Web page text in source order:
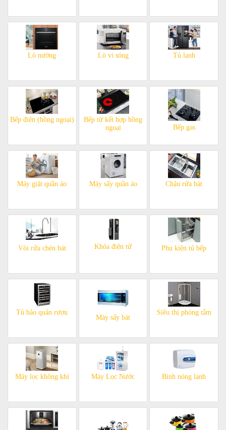
Lò nướng Lò vi sóng Tủ lạnh
Bếp điện (hồng ngoại)
Bếp từ kết hợp hồng
ngoại
Bếp gas
Máy giặt quần áo Máy sấy quần áo Chậu rửa bát
Vòi rửa chén bát Khóa điện tử Phụ kiện tủ bếp
Tủ bảo quản rượu
Máy sấy bát
Siêu thị phòng tắm
Máy lọc không khí Máy Lọc Nước Bình nóng lạnh